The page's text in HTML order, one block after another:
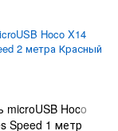
Hoco X14
2 метра Красный